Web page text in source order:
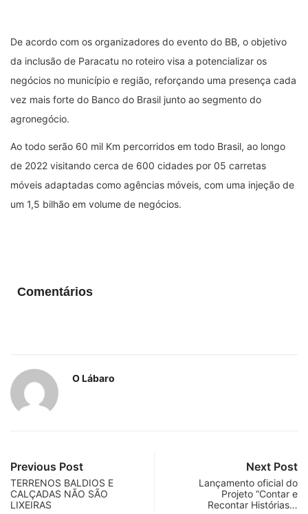
De acordo com os organizadores do evento do BB, o objetivo
da inclusão de Paracatu no roteiro visa a potencializar os
negócios no município e região, reforçando uma presença cada
vez mais forte do Banco do Brasil junto ao segmento do
agronegócio.
Ao todo serão 60 mil Km percorridos em todo Brasil, ao longo
de 2022 visitando cerca de 600 cidades por 05 carretas
móveis adaptadas como agências móveis, com uma injeção de
um 1,5 bilhão em volume de negócios.
Comentários
O Lábaro
Previous Post
TERRENOS BALDIOS E
CALÇADAS NÃO SÃO
LIXEIRAS
Next Post
Lançamento oficial do
Projeto “Contar e
Recontar Histórias…